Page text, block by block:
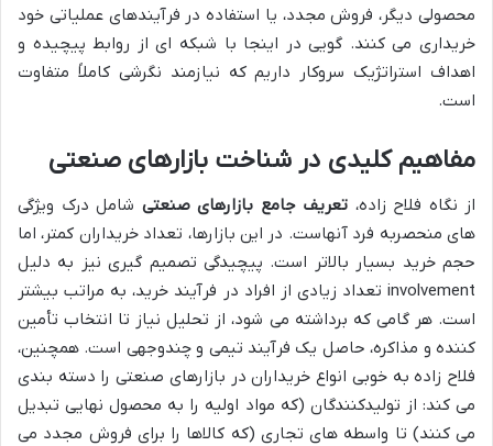
محصولی دیگر، فروش مجدد، یا استفاده در فرآیندهای عملیاتی خود
خریداری می کنند. گویی در اینجا با شبکه ای از روابط پیچیده و
اهداف استراتژیک سروکار داریم که نیازمند نگرشی کاملاً متفاوت
است.
مفاهیم کلیدی در شناخت بازارهای صنعتی
از نگاه فلاح زاده، تعریف جامع بازارهای صنعتی شامل درک ویژگی
های منحصربه فرد آنهاست. در این بازارها، تعداد خریداران کمتر، اما
حجم خرید بسیار بالاتر است. پیچیدگی تصمیم گیری نیز به دلیل
involvement تعداد زیادی از افراد در فرآیند خرید، به مراتب بیشتر
است. هر گامی که برداشته می شود، از تحلیل نیاز تا انتخاب تأمین
کننده و مذاکره، حاصل یک فرآیند تیمی و چندوجهی است. همچنین،
فلاح زاده به خوبی انواع خریداران در بازارهای صنعتی را دسته بندی
می کند: از تولیدکنندگان (که مواد اولیه را به محصول نهایی تبدیل
می کنند) تا واسطه های تجاری (که کالاها را برای فروش مجدد می